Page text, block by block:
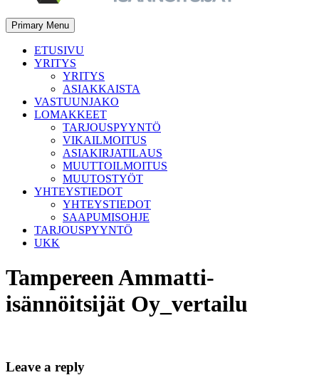
Primary Menu
ETUSIVU
YRITYS
YRITYS
ASIAKKAISTA
VASTUUNJAKO
LOMAKKEET
TARJOUSPYYNTÖ
VIKAILMOITUS
ASIAKIRJATILAUS
MUUTTOILMOITUS
MUUTOSTYÖT
YHTEYSTIEDOT
YHTEYSTIEDOT
SAAPUMISOHJE
TARJOUSPYYNTÖ
UKK
Tampereen Ammatti-
isännöitsijät Oy_vertailu
Leave a reply